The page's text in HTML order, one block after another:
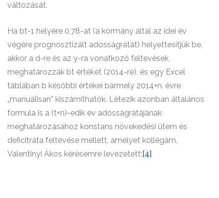
változását.
Ha bt-1 helyére 0,78-at (a kormány által az idei év
végére prognosztizált adósságrátát) helyettesítjük be,
akkor a d-re és az y-ra vonatkozó feltevések
meghatározzák bt értékét (2014-re), és egy Excel
táblában b későbbi értékei bármely 2014+n. évre
„manuálisan” kiszámíthatók. Létezik azonban általános
formula is a (t+n)-edik év adósságrátájának
meghatározásához konstans növekedési ütem és
deficitráta feltevése mellett, amelyet kollégám,
Valentinyi Ákos kérésemre levezetett:[4]